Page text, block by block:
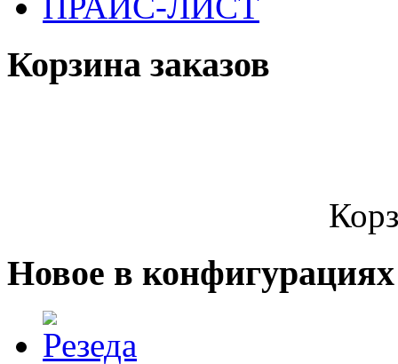
Корзина заказов
Новое в конфигурациях